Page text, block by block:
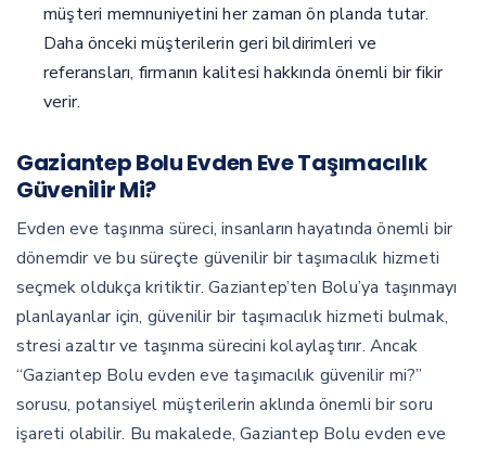
müşteri memnuniyetini her zaman ön planda tutar.
Daha önceki müşterilerin geri bildirimleri ve
referansları, firmanın kalitesi hakkında önemli bir fikir
verir.
Gaziantep Bolu Evden Eve Taşımacılık
Güvenilir Mi?
Evden eve taşınma süreci, insanların hayatında önemli bir
dönemdir ve bu süreçte güvenilir bir taşımacılık hizmeti
seçmek oldukça kritiktir. Gaziantep’ten Bolu’ya taşınmayı
planlayanlar için, güvenilir bir taşımacılık hizmeti bulmak,
stresi azaltır ve taşınma sürecini kolaylaştırır. Ancak
“Gaziantep Bolu evden eve taşımacılık güvenilir mi?”
sorusu, potansiyel müşterilerin aklında önemli bir soru
işareti olabilir. Bu makalede, Gaziantep Bolu evden eve